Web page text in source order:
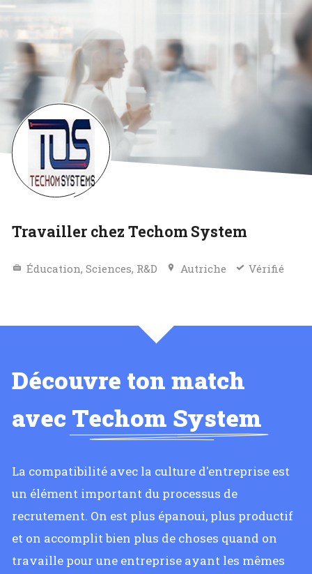
Travailler chez Techom System
Éducation, Sciences, R&D Autriche Vérifié
Découvre ton match
avec Techom System
La compatibilité avec la culture d'entreprise est
un élément important du processus de
recrutement. On est plus épanoui, plus productif
et on accomplit bien plus de choses quand on
travaille pour une entreprise ayant les mêmes